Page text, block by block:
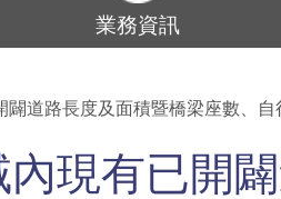
業務資訊
道路長度及面積暨橋梁座數、自
現有已開